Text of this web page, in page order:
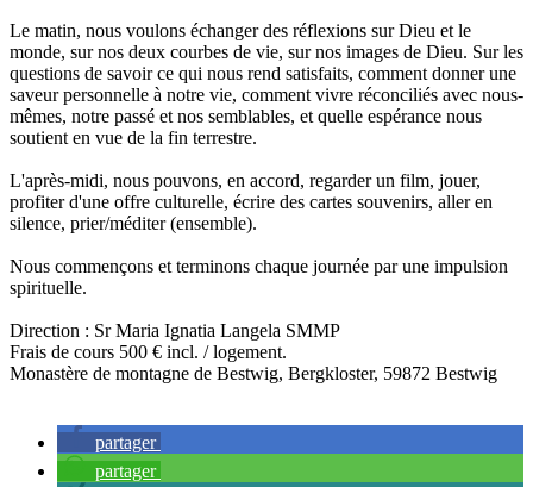
Le matin, nous voulons échanger des réflexions sur Dieu et le
monde, sur nos deux courbes de vie, sur nos images de Dieu. Sur les
questions de savoir ce qui nous rend satisfaits, comment donner une
saveur personnelle à notre vie, comment vivre réconciliés avec nous-
mêmes, notre passé et nos semblables, et quelle espérance nous
soutient en vue de la fin terrestre.
L'après-midi, nous pouvons, en accord, regarder un film, jouer,
profiter d'une offre culturelle, écrire des cartes souvenirs, aller en
silence, prier/méditer (ensemble).
Nous commençons et terminons chaque journée par une impulsion
spirituelle.
Direction : Sr Maria Ignatia Langela SMMP
Frais de cours 500 € incl. / logement.
Monastère de montagne de Bestwig, Bergkloster, 59872 Bestwig
partager
partager